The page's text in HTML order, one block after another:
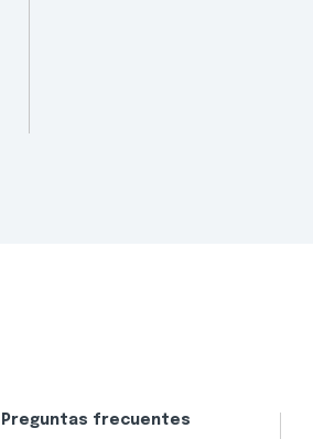
Preguntas frecuentes